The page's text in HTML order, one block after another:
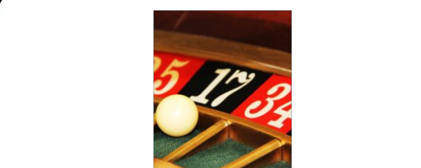
jägarexamen. På
Knistad Herrgård
erbjuder vi en
intensivkurs i
jägarexamen som f&...